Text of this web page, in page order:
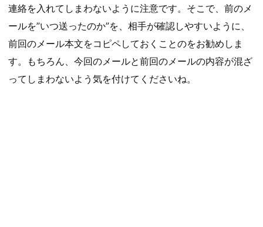
連絡を入れてしまわないように注意です。そこで、前のメ
ールを”いつ送ったのか”を、相手が確認しやすいように、
前回のメール本文をコピペしておくことのをお勧めしま
す。もちろん、今回のメールと前回のメールの内容が混ざ
ってしまわないよう気を付けてくださいね。